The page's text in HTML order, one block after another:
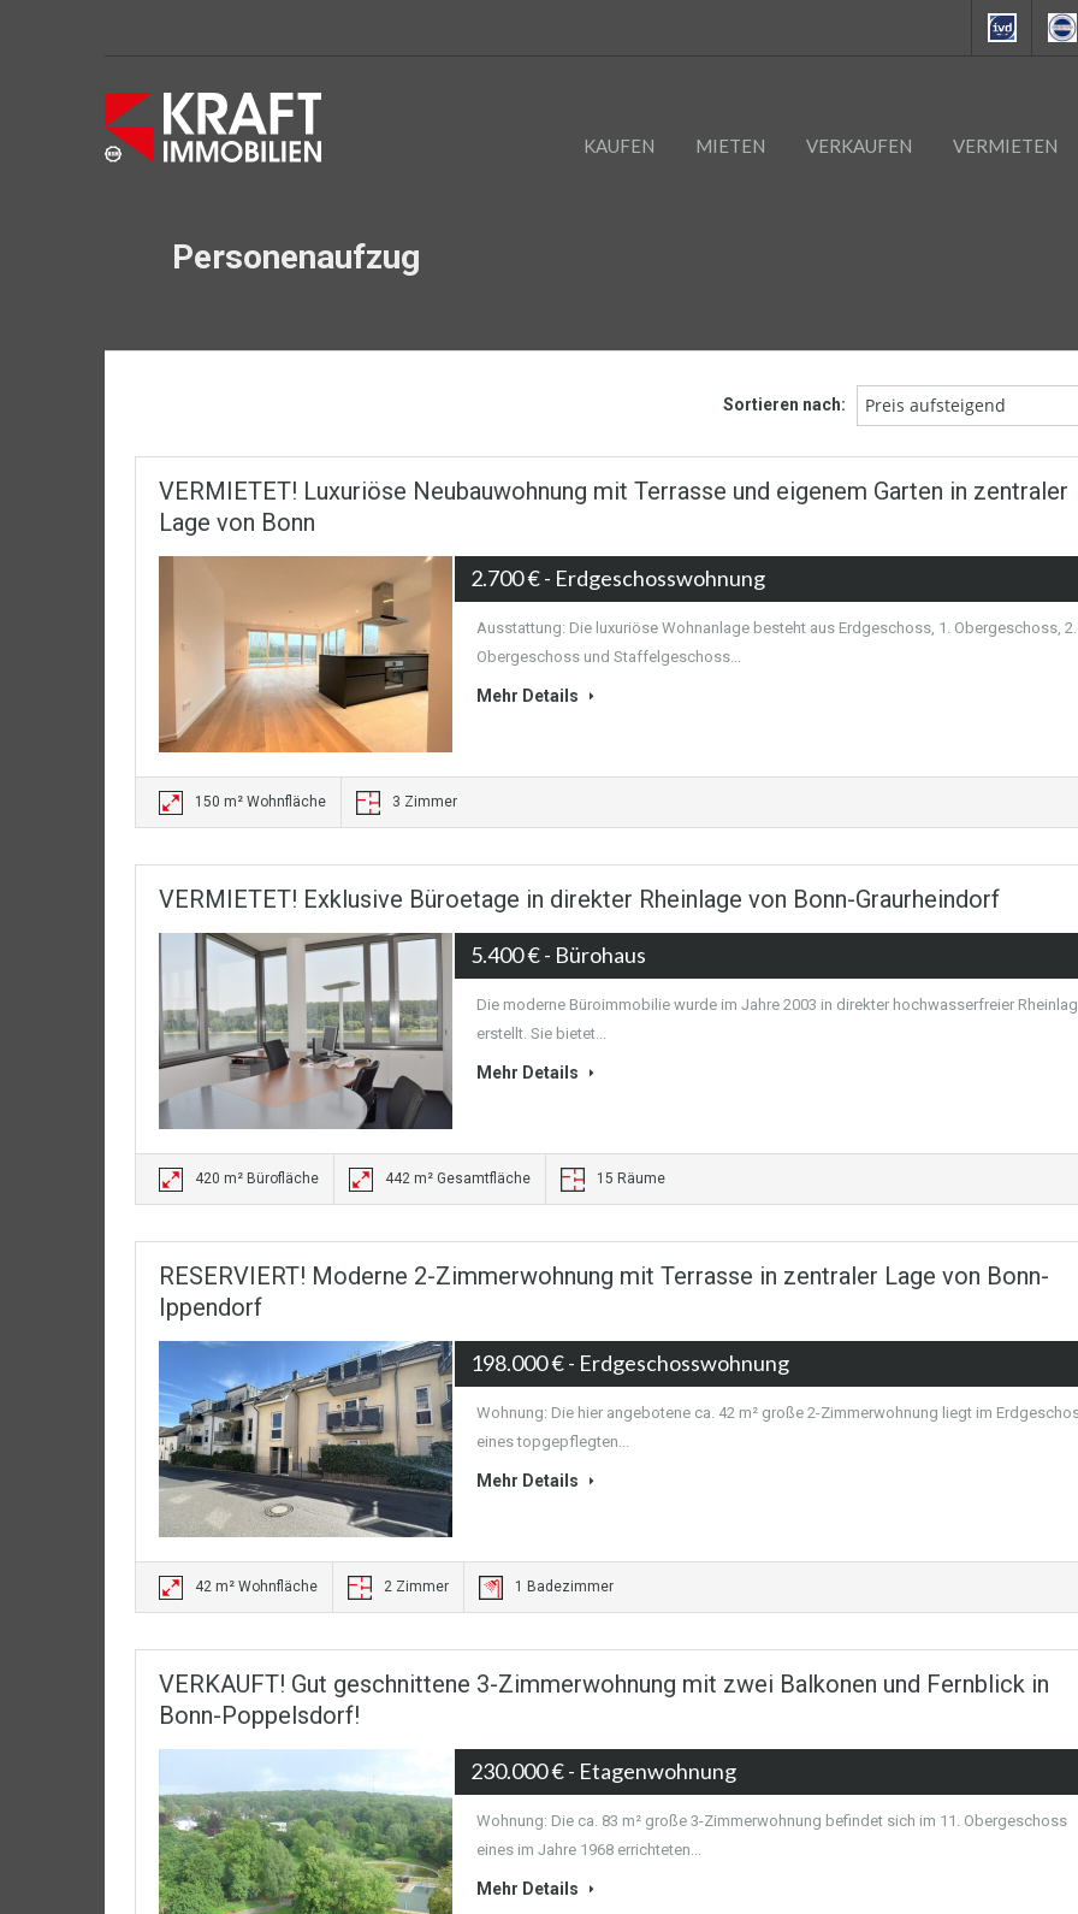
KAUFEN MIETEN VERKAUFEN VERMIETEN
Personenaufzug
Sortieren nach: Preis aufsteigend
VERMIETET! Luxuriöse Neubauwohnung mit Terrasse und eigenem Garten in zentraler
Lage von Bonn
2.700 €- Erdgeschosswohnung
Ausstattung: Die luxuriöse Wohnanlage besteht aus Erdgeschoss, 1. Obergeschoss, 2.
Obergeschoss und Staffelgeschoss...
Mehr Details
150 m² Wohnfläche 3 Zimmer
VERMIETET! Exklusive Büroetage in direkter Rheinlage von Bonn-Graurheindorf
5.400 €- Bürohaus
Die moderne Büroimmobilie wurde im Jahre 2003 in direkter hochwasserfreier
erstellt. Sie bietet...
Mehr Details
420 m² Bürofläche 442 m² Gesamtfläche 15 Räume
RESERVIERT! Moderne 2-Zimmerwohnung mit Terrasse in zentraler Lage von Bonn-
Ippendorf
198.000 €- Erdgeschosswohnung
Wohnung: Die hier angebotene ca. 42 m² große 2-Zimmerwohnung liegt im
eines topgepflegten...
Mehr Details
42 m² Wohnfläche 2 Zimmer 1 Badezimmer
VERKAUFT! Gut geschnittene 3-Zimmerwohnung mit zwei Balkonen und Fernblick in
Bonn-Poppelsdorf!
230.000 €- Etagenwohnung
Wohnung: Die ca. 83 m² große 3-Zimmerwohnung befindet sich im 11. Obergeschoss
eines im Jahre 1968 errichteten...
Mehr Details